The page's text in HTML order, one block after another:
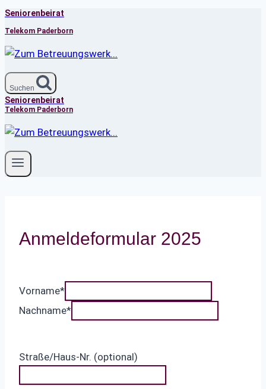
Zum
Inhalt
springen
Seniorenbeirat
Telekom Paderborn
Suchen
Seniorenbeirat
Telekom Paderborn
Anmeldeformular 2025
Vorname*
Nachname*
Straße/Haus-Nr. (optional)